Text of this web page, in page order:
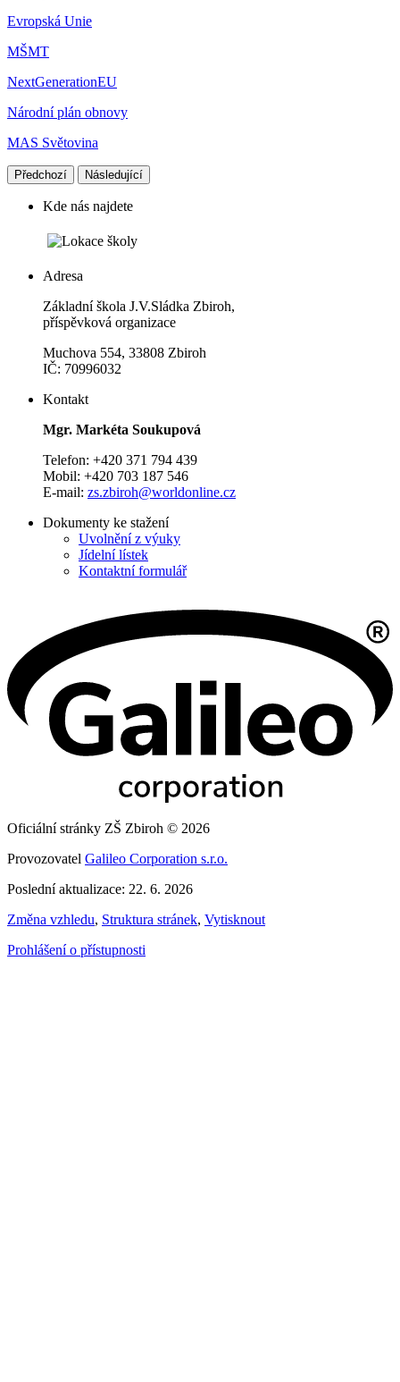
Evropská Unie
MŠMT
NextGenerationEU
Národní plán obnovy
MAS Světovina
Předchozí Následující
Kde nás najdete
Adresa
Základní škola J.V.Sládka Zbiroh,
příspěvková organizace
Muchova 554, 33808 Zbiroh
IČ: 70996032
Kontakt
Mgr. Markéta Soukupová
Telefon: +420 371 794 439
Mobil: +420 703 187 546
E-mail: zs.zbiroh@worldonline.cz
Dokumenty ke stažení
Uvolnění z výuky
Jídelní lístek
Kontaktní formulář
Oficiální stránky ZŠ Zbiroh © 2026
Provozovatel Galileo Corporation s.r.o.
Poslední aktualizace: 22. 6. 2026
Změna vzhledu, Struktura stránek, Vytisknout
Prohlášení o přístupnosti